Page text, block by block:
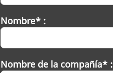
Nombre* :
Nombre de la compañía* :